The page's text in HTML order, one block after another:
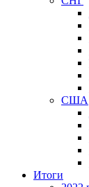
США
Итоги